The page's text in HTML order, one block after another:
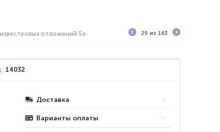
отложений 5л 29 из 163
14032
Доставка
Варианты оплаты